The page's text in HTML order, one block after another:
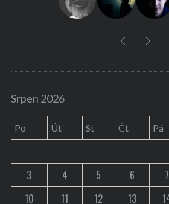
Srpen 2026
Po Út St Čt Pá
3
4 5 6 7
10
11 12 13